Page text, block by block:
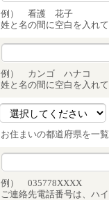
例） 看護 花子
姓と名の間に空白を入れ
例） カンゴ ハナコ
姓と名の間に空白を入れ
お住まいの都道府県を一
例） 035778XXXX
ご連絡先電話番号は、ハ